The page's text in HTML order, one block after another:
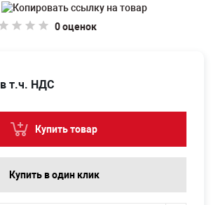
0 оценок
в т.ч. НДС
Купить товар
Купить в один клик